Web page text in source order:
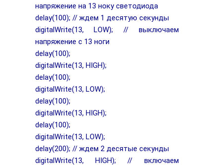
напряжение на 13 ноку светодиода
delay(100); // ждем 1 десятую секунды
digitalWrite(13, LOW); // выключаем
напряжение с 13 ноги
delay(100);
digitalWrite(13, HIGH);
delay(100);
digitalWrite(13, LOW);
delay(100);
digitalWrite(13, HIGH);
delay(100);
digitalWrite(13, LOW);
delay(200); // ждем 2 десятые секунды
digitalWrite(13, HIGH); // включаем